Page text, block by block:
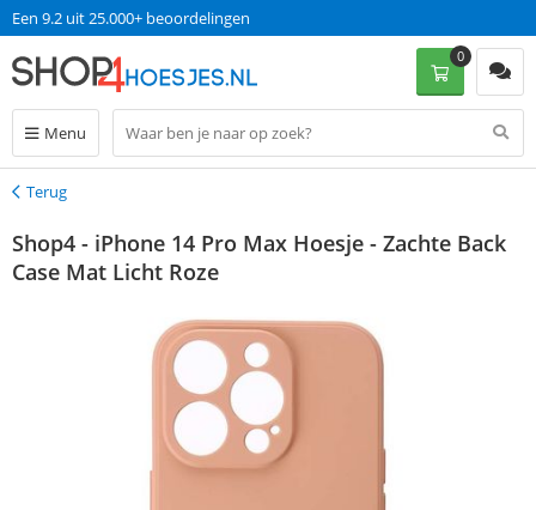
Een 9.2 uit 25.000+ beoordelingen
Menu
0
Terug
Terug
Shop4 - iPhone 14 Pro Max Hoesje - Zachte Back
Case Mat Licht Roze